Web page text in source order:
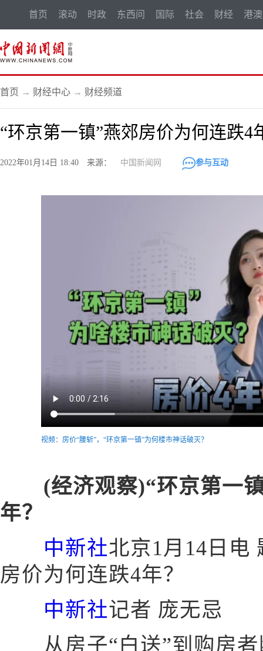
首页 滚动 时政 东西问 国际 社会 财经 港澳
首页 → 财经中心 → 财经频道
“环京第一镇”燕郊房价为何连跌4
2022年01月14日 18:40 来源： 中国新闻网 参与互动
视频：房价“腰斩”，“环京第一镇”为何楼市神话破灭？
(经济观察)“环京第一
年？
中新社北京1月14日电
房价为何连跌4年？
中新社记者 庞无忌
从房子“白送”到购房者